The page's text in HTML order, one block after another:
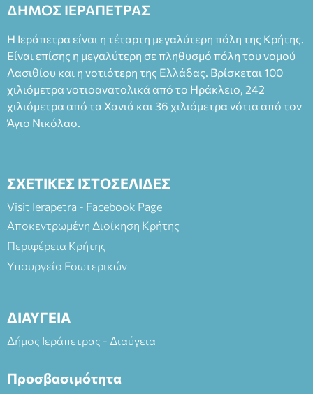
Φεδερίκο. Σκηνοθεσία: Βαγγέλης Θεοδωρόπουλος Είσοδος: :
άνω των 65 Προπώληση: Βιβλιοπωλείο Πάπυρος (Πλατεία
Πλαστήρα), E&G Mini market (Δημοκρατίας 39 Ιεράπετρα)
και στο more.com Χώρος: 3ο Γυμνάσιο Ιεράπετρας
(Είσοδος ΕΠΑ.Λ.) Έναρξη 21:15 Οργάνωση: ΚΝΩΣΟΣ
ΘΕΑΤΡΙΚΕΣ ΠΑΡΑΓΩΓΕΣ ΕΕ
ΔΗΜΟΣ ΙΕΡΑΠΕΤΡΑΣ
Η Ιεράπετρα είναι η τέταρτη μεγαλύτερη πόλη της Κρήτης.
Είναι επίσης η μεγαλύτερη σε πληθυσμό πόλη του νομού
Λασιθίου και η νοτιότερη της Ελλάδας. Βρίσκεται 100
χιλιόμετρα νοτιοανατολικά από το Ηράκλειο, 242
χιλιόμετρα από τα Χανιά και 36 χιλιόμετρα νότια από τον
Άγιο Νικόλαο.
ΣΧΕΤΙΚΕΣ ΙΣΤΟΣΕΛΙΔΕΣ
Visit Ierapetra - Facebook Page
Αποκεντρωμένη Διοίκηση Κρήτης
Περιφέρεια Κρήτης
Υπουργείο Εσωτερικών
ΔΙΑΥΓΕΙΑ
Δήμος Ιεράπετρας - Διαύγεια
Προσβασιμότητα